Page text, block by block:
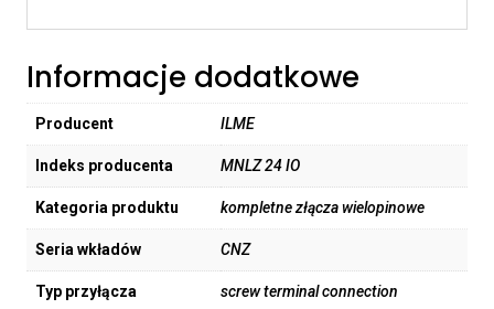
Informacje dodatkowe
Producent ILME
Indeks producenta MNLZ 24 IO
Kategoria produktu kompletne złącza wielopinowe
Seria wkładów CNZ
Typ przyłącza screw terminal connection